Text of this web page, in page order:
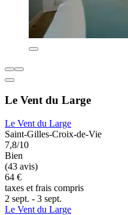
Le Vent du Large
Le Vent du Large
Saint-Gilles-Croix-de-Vie
7,8/10
Bien
(43 avis)
64 €
taxes et frais compris
2 sept. - 3 sept.
Le Vent du Large